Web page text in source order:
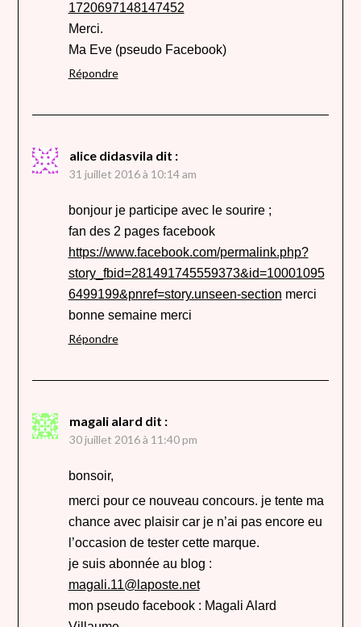
1720697148147452
Merci.
Ma Eve (pseudo Facebook)
Répondre
alice didasvila dit :
31 juillet 2016 à 10:14 am
bonjour je participe avec le sourire ;
fan des 2 pages facebook
https://www.facebook.com/permalink.php?
story_fbid=281491745559373&id=10001095
6499199&pnref=story.unseen-section merci
bonne semaine merci
Répondre
magali alard dit :
30 juillet 2016 à 11:40 pm
bonsoir,
merci pour ce nouveau concours. je tente ma
chance avec plaisir car je n’ai pas encore eu
l’occasion de tester cette marque.
je suis abonnée au blog :
magali.11@laposte.net
mon pseudo facebook : Magali Alard